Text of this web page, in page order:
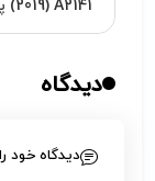
(2019) A2141 پارت نامبر A2113 گارانتی دارد؟
دیدگاه
دیدگاه خود